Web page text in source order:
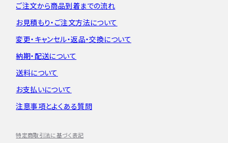
ご注文から商品到着までの流れ
お見積もり・ ご注文方法について
変更・キャンセル・返品・交換について
納期・配送について
送料について
お支払いについて
注意事項とよくある質問
特定商取引法に基づく表記